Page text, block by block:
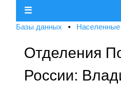
☰
Базы данных • Населенные
Отделения
России: